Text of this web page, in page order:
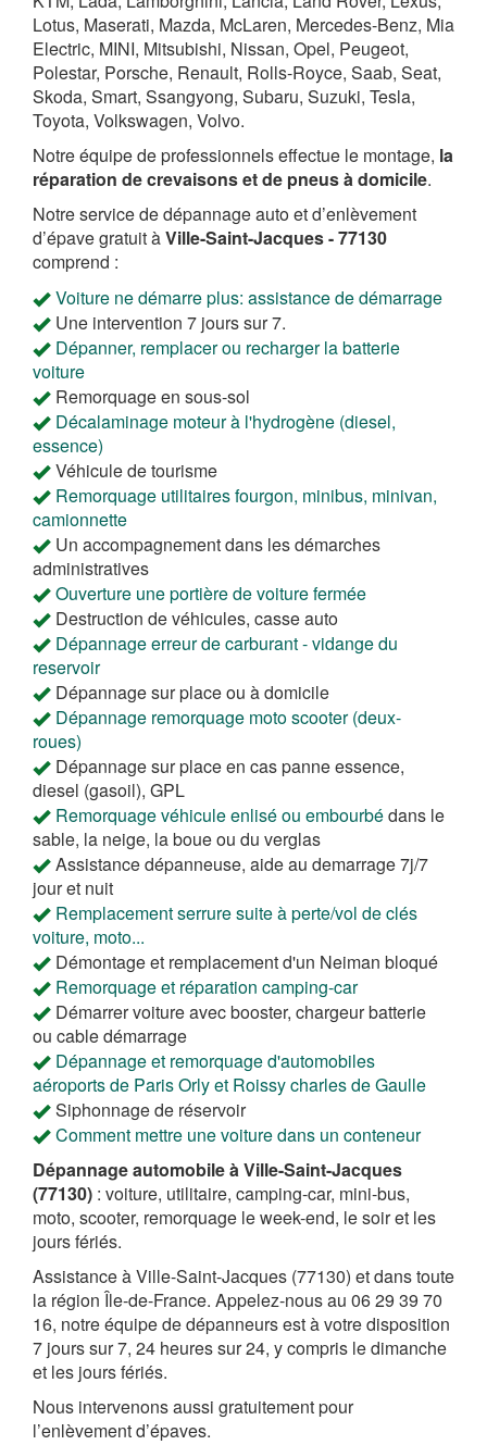
Lotus, Maserati, Mazda, McLaren, Mercedes-Benz, Mia
Electric, MINI, Mitsubishi, Nissan, Opel, Peugeot,
Polestar, Porsche, Renault, Rolls-Royce, Saab, Seat,
Skoda, Smart, Ssangyong, Subaru, Suzuki, Tesla,
Toyota, Volkswagen, Volvo.
Notre équipe de professionnels effectue le montage, la
réparation de crevaisons et de pneus à domicile.
Notre service de dépannage auto et d’enlèvement
d’épave gratuit àVille-Saint-Jacques - 77130
comprend :
Voiture ne démarre plus: assistance de démarrage
Une intervention 7 jours sur 7.
Dépanner, remplacer ou recharger la batterie
voiture
Remorquage en sous-sol
Décalaminage moteur à l'hydrogène (diesel,
essence)
Véhicule de tourisme
Remorquage utilitaires fourgon, minibus, minivan,
camionnette
Un accompagnement dans les démarches
administratives
Ouverture une portière de voiture fermée
Destruction de véhicules, casse auto
Dépannage erreur de carburant - vidange du
reservoir
Dépannage sur place ou à domicile
Dépannage remorquage moto scooter (deux-
roues)
Dépannage sur place en cas panne essence,
diesel (gasoil), GPL
Remorquage véhicule enlisé ou embourbédans le
sable, la neige, la boue ou du verglas
Assistance dépanneuse, aide au demarrage 7j/7
jour et nuit
Remplacement serrure suite à perte/vol de clés
voiture, moto...
Démontage et remplacement d'un Neiman bloqué
Remorquage et réparation camping-car
Démarrer voiture avec booster, chargeur batterie
ou cable démarrage
Dépannage et remorquage d'automobiles
aéroports de Paris Orly et Roissy charles de Gaulle
Siphonnage de réservoir
Comment mettre une voiture dans un conteneur
Dépannage automobile à Ville-Saint-Jacques
(77130) : voiture, utilitaire, camping-car, mini-bus,
moto, scooter, remorquage le week-end, le soir et les
jours fériés.
Assistance à Ville-Saint-Jacques (77130) et dans toute
la région Île-de-France. Appelez-nous au 06 29 39 70
16, notre équipe de dépanneurs est à votre disposition
7 jours sur 7, 24 heures sur 24, y compris le dimanche
et les jours fériés.
Nous intervenons aussi gratuitement pour
l’enlèvement d’épaves.